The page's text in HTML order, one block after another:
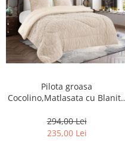
Pilota groasa
Cocolino,Matlasata cu Blanita
Tricotaj,Crem-PT7
294,00 Lei
235,00 Lei